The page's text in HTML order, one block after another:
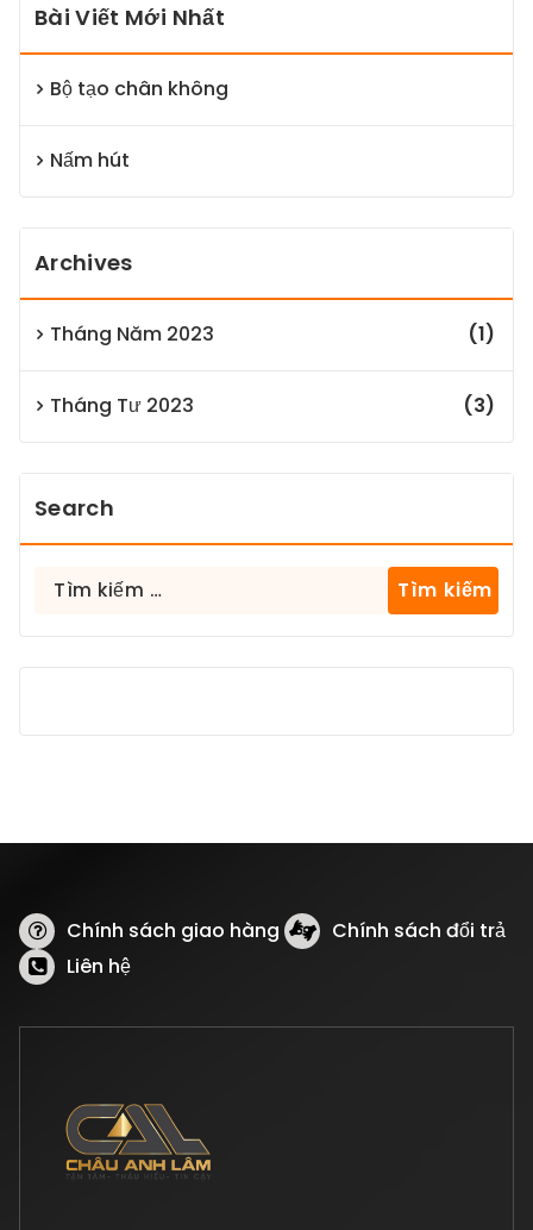
Bài Viết Mới Nhất
Bộ tạo chân không
Nấm hút
Archives
Tháng Năm 2023 (1)
Tháng Tư 2023 (3)
Search
Tìm
Chính sách giao hàng
Chính sách đổi trả
Liên hệ